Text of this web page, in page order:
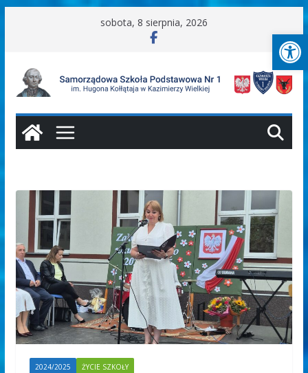
sobota, 8 sierpnia, 2026
2024/2025 ŻYCIE SZKOŁY